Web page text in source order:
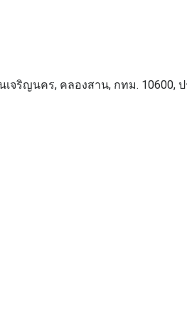
เจริญนคร, คลองสาน, กทม. 10600, ป